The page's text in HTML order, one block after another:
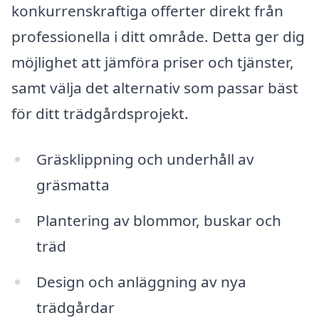
konkurrenskraftiga offerter direkt från
professionella i ditt område. Detta ger dig
möjlighet att jämföra priser och tjänster,
samt välja det alternativ som passar bäst
för ditt trädgårdsprojekt.
Gräsklippning och underhåll av
gräsmatta
Plantering av blommor, buskar och
träd
Design och anläggning av nya
trädgårdar